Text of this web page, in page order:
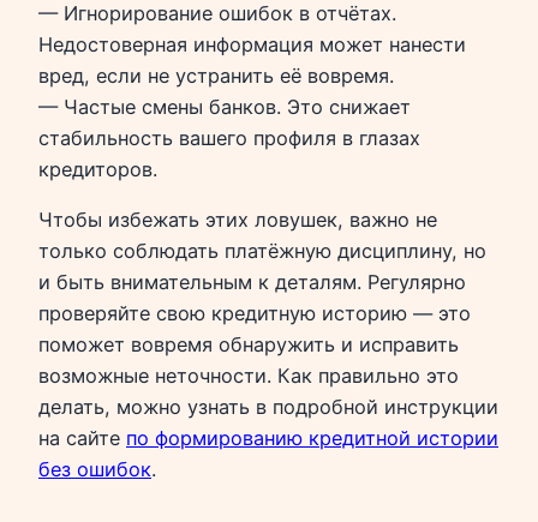
— Игнорирование ошибок в отчётах.
Недостоверная информация может нанести
вред, если не устранить её вовремя.
— Частые смены банков. Это снижает
стабильность вашего профиля в глазах
кредиторов.
Чтобы избежать этих ловушек, важно не
только соблюдать платёжную дисциплину, но
и быть внимательным к деталям. Регулярно
проверяйте свою кредитную историю — это
поможет вовремя обнаружить и исправить
возможные неточности. Как правильно это
делать, можно узнать в подробной инструкции
на сайте по формированию кредитной истории
без ошибок.